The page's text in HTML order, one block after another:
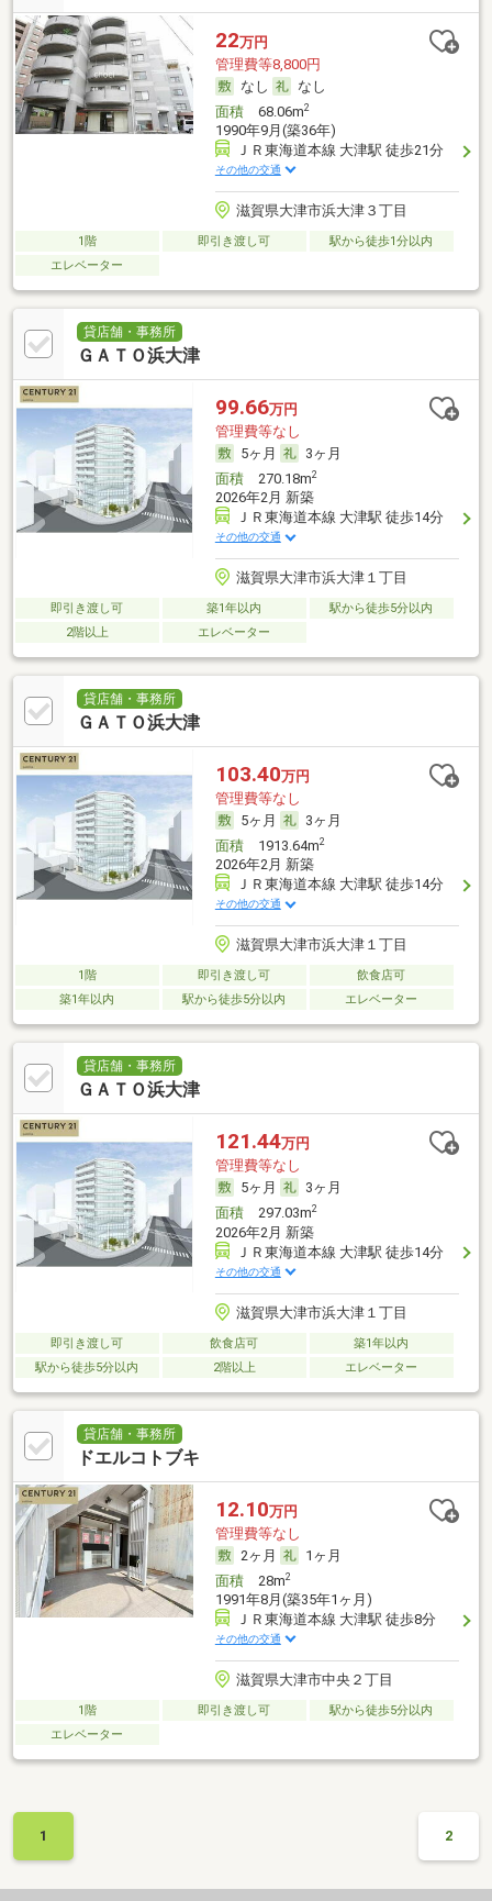
22万円
管理費等8,800円
なし
なし
面積68.06m2
1990年9月(築36年)
ＪＲ東海道本線 大津駅 徒歩21分
その他の交通
滋賀県大津市浜大津３丁目
1階 即引き渡し可
駅から徒歩1分以内
エレベーター
貸店舗・事務所
ＧＡＴＯ浜大津
99.66万円
管理費等なし
5ヶ月
3ヶ月
面積270.18m2
2026年2月 新築
ＪＲ東海道本線 大津駅 徒歩14分
その他の交通
滋賀県大津市浜大津１丁目
即引き渡し可 築1年以内
駅から徒歩5分以内
2階以上
エレベーター
貸店舗・事務所
ＧＡＴＯ浜大津
103.40万円
管理費等なし
5ヶ月
3ヶ月
面積1913.64m2
2026年2月 新築
ＪＲ東海道本線 大津駅 徒歩14分
その他の交通
滋賀県大津市浜大津１丁目
1階 即引き渡し可
飲食店可
築1年以内
駅から徒歩5分以内 エレベーター
貸店舗・事務所
ＧＡＴＯ浜大津
121.44万円
管理費等なし
5ヶ月
3ヶ月
面積297.03m2
2026年2月 新築
ＪＲ東海道本線 大津駅 徒歩14分
その他の交通
滋賀県大津市浜大津１丁目
即引き渡し可 飲食店可
築1年以内
駅から徒歩5分以内
2階以上 エレベーター
貸店舗・事務所
ドエルコトブキ
12.10万円
管理費等なし
2ヶ月
1ヶ月
面積28m2
1991年8月(築35年1ヶ月)
ＪＲ東海道本線 大津駅 徒歩8分
その他の交通
滋賀県大津市中央２丁目
1階 即引き渡し可
駅から徒歩5分以内
エレベーター
1 2